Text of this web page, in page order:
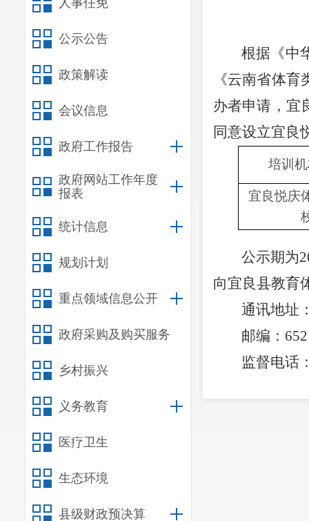
人事任免
公示公告
政策解读
会议信息
政府工作报告
政府网站工作年度
报表
统计信息
规划计划
重点领域信息公开
政府采购及购买服务
乡村振兴
义务教育
医疗卫生
生态环境
县级财政预决算
根据《中
《云南省体
办者申请，宜
同意设立宜良
培训
宜良悦庆
公示期为
向宜良县教育
通讯地址
邮编：
监督电话